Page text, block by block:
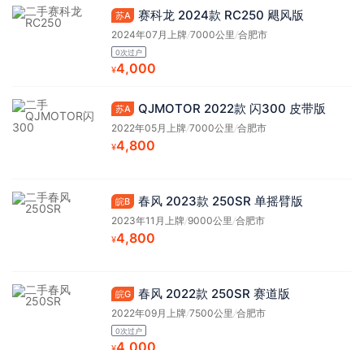
苏A 赛科龙 2024款 RC250 飓风版
2024年07月上牌/7000公里 /合肥市
0次过户
¥4,000
苏A QJMOTOR 2022款 闪300 皮带版
2022年05月上牌/7000公里 /合肥市
¥4,800
皖B 春风 2023款 250SR 单摇臂版
2023年11月上牌/9000公里 /合肥市
¥4,800
皖G 春风 2022款 250SR 赛道版
2022年09月上牌/7500公里 /合肥市
0次过户
4,000